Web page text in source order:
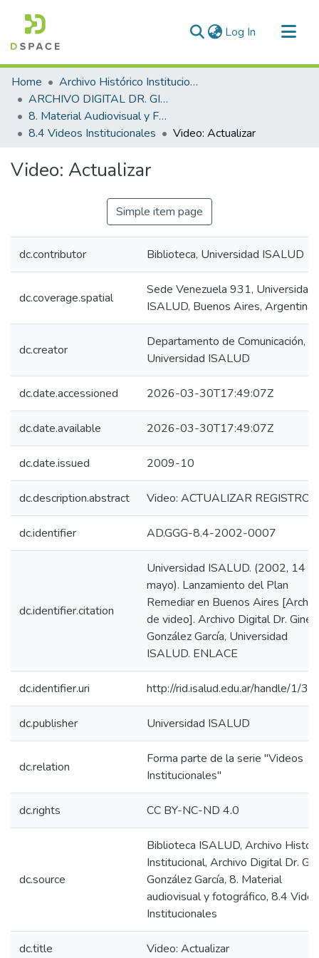
Log In (current)
Communities & Collections
All of DSpace
Statistics
Home
Archivo Histórico Institucional
ARCHIVO DIGITAL DR. GINÉS GONZÁLEZ GARCÍA
8. Material Audiovisual y Fotográfico
8.4 Videos Institucionales
Video: Actualizar
Video: Actualizar
Simple item page
dc.contributor Biblioteca, Universidad ISALUD
dc.coverage.spatial
Sede Venezuela 931, Universidad
ISALUD, Buenos Aires, Argentina
dc.creator
Departamento de Comunicación,
Universidad ISALUD
dc.date.accessioned 2026-03-30T17:49:07Z
dc.date.available 2026-03-30T17:49:07Z
dc.date.issued 2009-10
dc.description.abstract Video: ACTUALIZAR REGISTRO
dc.identifier AD.GGG-8.4-2002-0007
dc.identifier.citation
Universidad ISALUD. (2002, 14
mayo). Lanzamiento del Plan
Remediar en Buenos Aires
de video]. Archivo Digital Dr. Ginés
González García, Universidad
ISALUD. ENLACE
dc.identifier.uri http://rid.isalud.edu.ar/handle/1/
dc.publisher Universidad ISALUD
dc.relation
Forma parte de la serie "Videos
Institucionales"
dc.rights CC BY-NC-ND 4.0
dc.source
Biblioteca ISALUD, Archivo
Institucional, Archivo Digital Dr.
González García, 8. Material
audiovisual y fotográfico, 8.4
Institucionales
dc.title Video: Actualizar